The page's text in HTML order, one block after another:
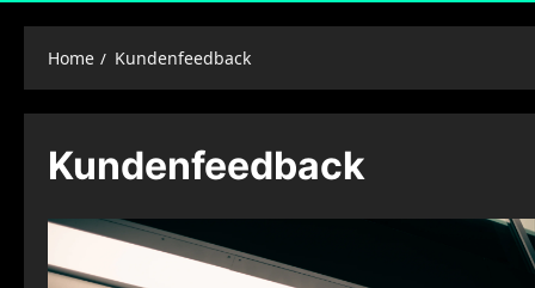
Home Kundenfeedback
Kundenfeedback